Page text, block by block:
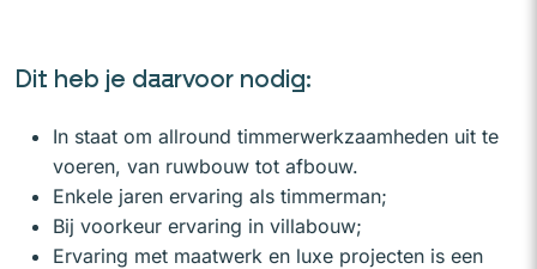
Dit heb je daarvoor nodig:
In staat om allround timmerwerkzaamheden uit te
voeren, van ruwbouw tot afbouw.
Enkele jaren ervaring als timmerman;
Bij voorkeur ervaring in villabouw;
Ervaring met maatwerk en luxe projecten is een